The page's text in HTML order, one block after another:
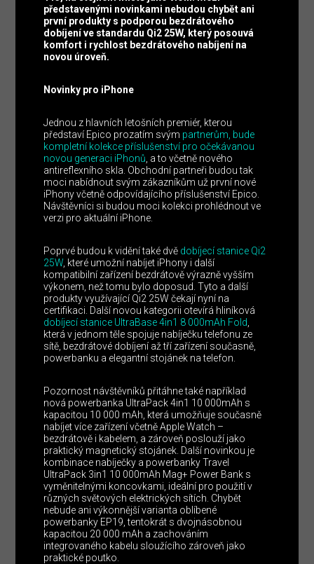
představenými novinkami nebudou chybět ani
první produkty s podporou bezdrátového
dobíjení ve standardu Qi2 25W, který posouvá
komfort i rychlost bezdrátového nabíjení na
novou úroveň.
Novinky pro iPhone
Jednou z hlavních letošních premiér, kterou
představí Epico prozatím svým partnerům, bude
kompletní kolekce příslušenství pro očekávanou
novou generaci iPhonů , a to včetně nového
antireflexního skla. Obchodní partneři budou tak
moci nabídnout svým zákazníkům už první nové
iPhony včetně odpovídajícího příslušenství Epico.
Návštěvníci si budou moci kolekci prohlédnout ve
verzi pro aktuální iPhone.
Poprvé budou k vidění také dvě dobíjecí stanice Qi2
25W , které umožní nabíjet iPhony i další
kompatibilní zařízení bezdrátově výrazně vyšším
výkonem, než tomu bylo doposud. Tyto a další
produkty využívající Qi2 25W čekají nyní na
certifikaci. Další novou kategorii otevírá hliníková
dobíjecí stanice UltraBase 4in1 8 000mAh Fold
která v jednom těle spojuje nabíječku telefonu ze
sítě, bezdrátové dobíjení až tří zařízení současně,
powerbanku a elegantní stojánek na telefon.
Pozornost návštěvníků přitáhne také například
nová powerbanka UltraPack 4in1 10 000mAh s
kapacitou 10 000 mAh, která umožňuje současně
nabíjet více zařízení včetně Apple Watch –
bezdrátově i kabelem, a zároveň poslouží jako
praktický magnetický stojánek. Další novinkou je
kombinace nabíječky a powerbanky Travel
UltraPack 3in1 10 000mAh Mag+ Power Bank s
vyměnitelnými koncovkami, ideální pro použití v
různých světových elektrických sítích. Chybět
nebude ani výkonnější varianta oblíbené
powerbanky EP19, tentokrát s dvojnásobnou
kapacitou 20 000 mAh a zachováním
integrovaného kabelu sloužícího zároveň jako
praktické poutko.